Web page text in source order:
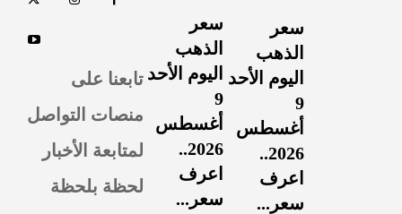
سعر
الذهب
اليوم الأحد
9
أغسطس
2026..
اعرف
سعر...
سعر
الذهب
اليوم الأحد
9
أغسطس
2026..
اعرف
سعر...
تابعنا على
منصات التواصل
لمتابعة الأخبار
لحظة بلحظة